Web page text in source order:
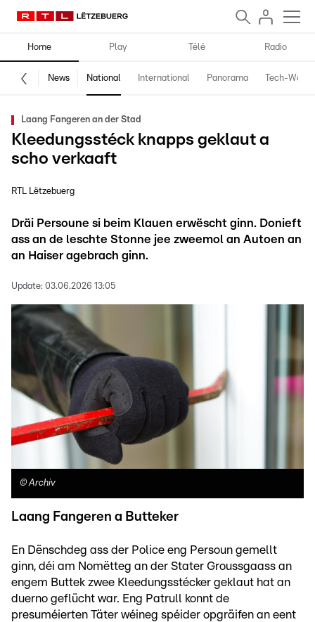
Home Play Télé Radio
News National International Panorama Tech-World
Laang Fangeren an der Stad
Kleedungsstéck knapps geklaut a
scho verkaaft
RTL Lëtzebuerg
Dräi Persoune si beim Klauen erwëscht ginn. Donieft
ass an de leschte Stonne jee zweemol an Autoen an
an Haiser agebrach ginn.
Update: 03.06.2026 13:05
©Archiv
Laang Fangeren a Butteker
En Dënschdeg ass der Police eng Persoun gemellt
ginn, déi am Nomëtteg an der Stater Groussgaass an
engem Buttek zwee Kleedungsstécker geklaut hat an
duerno geflücht war. Eng Patrull konnt de
presuméierten Täter wéineg spéider opgräifen an eent